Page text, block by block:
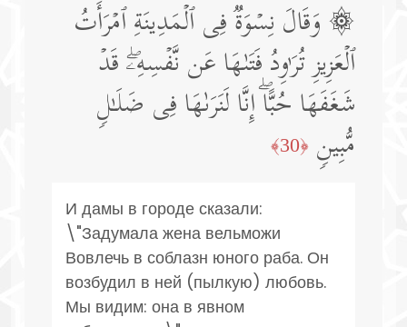
۞ وَقَالَ نِسۡوَةࣱ فِی ٱلۡمَدِینَةِ ٱمۡرَأَتُ
ٱلۡعَزِیزِ تُرَ ٰ⁠وِدُ فَتَىٰهَا عَن نَّفۡسِهِۦۖ قَدۡ
شَغَفَهَا حُبًّاۖ إِنَّا لَنَرَىٰهَا فِی ضَلَـٰلࣲ
مُّبِینࣲ ﴿30﴾
И дамы в городе сказали:
\"Задумала жена вельможи
Вовлечь в соблазн юного раба. Он
возбудил в ней (пылкую) любовь.
Мы видим: она в явном